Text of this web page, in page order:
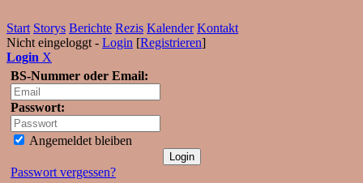
Start Storys Berichte Rezis Kalender Kontakt
Nicht eingeloggt - Login [Registrieren]
Login X
BS-Nummer oder Email:
Passwort:
Angemeldet bleiben
Passwort vergessen?